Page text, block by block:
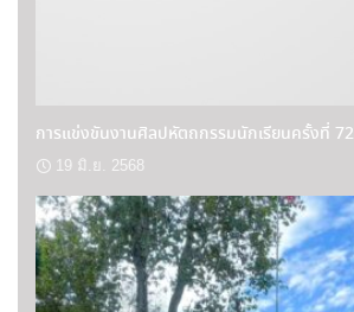
การแข่งขันงานศิลปหัตถกรรมนักเรียนครั้งที่ 72
19 มิ.ย. 2568